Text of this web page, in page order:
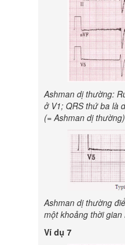
Ashman dị thường:
ở V1; QRS thứ ba là
(= Ashman dị
Ashman dị thường
một khoảng thời
Ví dụ 7